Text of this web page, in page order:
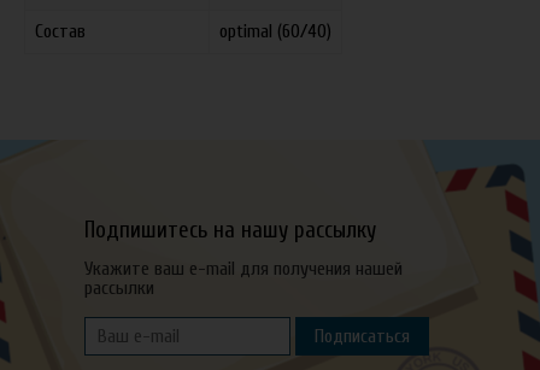
Состав
optimal (60/40)
Подпишитесь на нашу рассылку
Укажите ваш e-mail для получения нашей
рассылки
Подписаться